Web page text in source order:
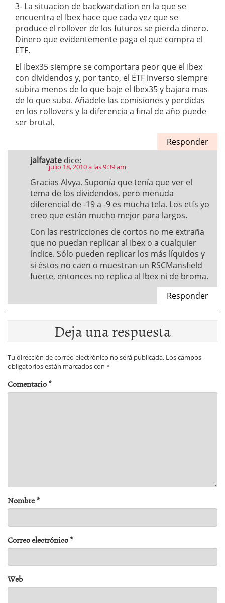
3- La situacion de backwardation en la que se
encuentra el Ibex hace que cada vez que se
produce el rollover de los futuros se pierda dinero.
Dinero que evidentemente paga el que compra el
ETF.
El Ibex35 siempre se comportara peor que el Ibex
con dividendos y, por tanto, el ETF inverso siempre
subira menos de lo que baje el Ibex35 y bajara mas
de lo que suba. Añadele las comisiones y perdidas
en los rollovers y la diferencia a final de año puede
ser brutal.
Responder
jalfayate dice:
julio 18, 2010 a las 9:39 am
Gracias Alvya. Suponía que tenía que ver el
tema de los dividendos, pero menuda
diferencia! de -19 a -9 es mucha tela. Los etfs yo
creo que están mucho mejor para largos.
Con las restricciones de cortos no me extraña
que no puedan replicar al Ibex o a cualquier
índice. Sólo pueden replicar los más líquidos y
si éstos no caen o muestran un RSCMansfield
fuerte, entonces no replica al Ibex ni de broma.
Responder
Deja una respuesta
Tu dirección de correo electrónico no será publicada. Los campos
obligatorios están marcados con *
Comentario*
Nombre*
Correo electrónico*
Web